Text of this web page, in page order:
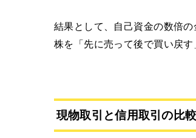
結果として、自己資金の数倍
株を「先に売って後で買い戻す
現物取引と信用取引の比較